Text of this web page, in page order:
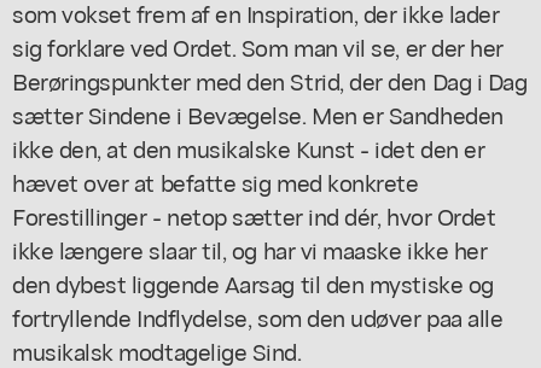
som vokset frem af en Inspiration, der ikke lader
sig forklare ved Ordet. Som man vil se, er der her
Berøringspunkter med den Strid, der den Dag i Dag
sætter Sindene i Bevægelse. Men er Sandheden
ikke den, at den musikalske Kunst - idet den er
hævet over at befatte sig med konkrete
Forestillinger - netop sætter ind dér, hvor Ordet
ikke længere slaar til, og har vi maaske ikke her
den dybest liggende Aarsag til den mystiske og
fortryllende Indflydelse, som den udøver paa alle
musikalsk modtagelige Sind.